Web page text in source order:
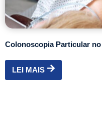
Colonoscopia Particular
LEI MAIS